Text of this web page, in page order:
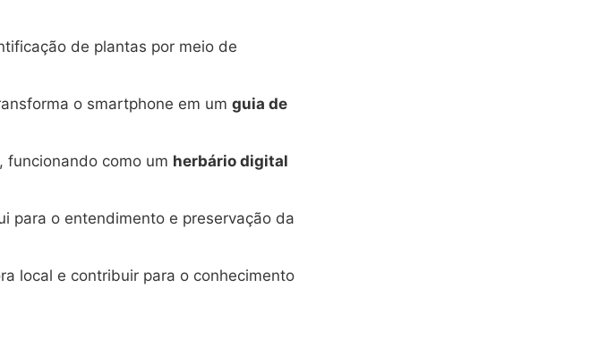
de plantas por meio de
o smartphone em um guia de
funcionando como um herbário digital
para o entendimento e preservação da
local e contribuir para o conhecimento